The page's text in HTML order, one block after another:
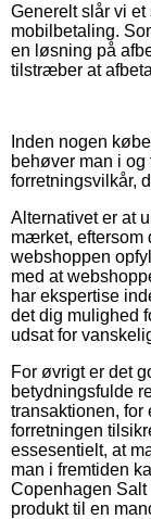
Generelt slår vi
mobilbetaling.
en løsning på
tilstræber at
Inden nogen
behøver man i
forretningsvilkår,
Alternativet er at
mærket, eftersom
webshoppen
med at
har ekspertise
det dig mulighed
udsat for
For øvrigt er det
betydningsfulde
transaktionen,
forretningen
essesentielt, at
man i fremtiden
Copenhagen Salt
produkt til en